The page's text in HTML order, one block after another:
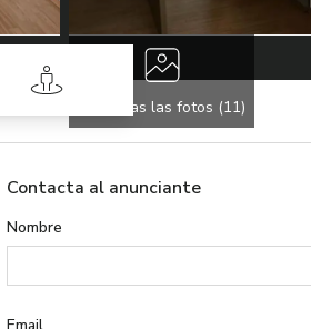
Ver todas las fotos (11)
Street View
Contacta al anunciante
Nombre